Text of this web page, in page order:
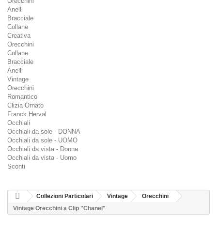
Anelli
Bracciale
Collane
Creativa
Orecchini
Collane
Bracciale
Anelli
Vintage
Orecchini
Romantico
Clizia Ornato
Franck Herval
Occhiali
Occhiali da sole - DONNA
Occhiali da sole - UOMO
Occhiali da vista - Donna
Occhiali da vista - Uomo
Sconti
Collezioni Particolari Vintage
Orecchini
Vintage Orecchini a Clip "Chanel"